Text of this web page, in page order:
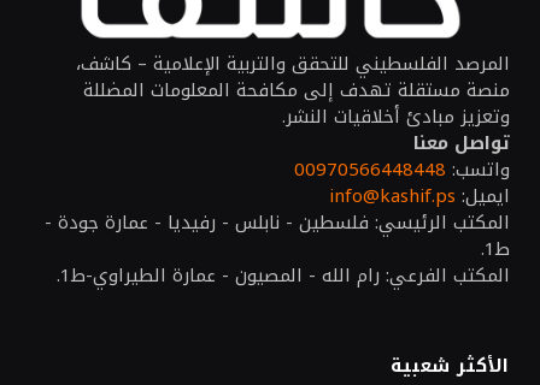
المرصد الفلسطيني للتحقق والتربية الإعلامية – كاشف،
منصة مستقلة تهدف إلى مكافحة المعلومات المضللة
وتعزيز مبادئ أخلاقيات النشر.
تواصل معنا
واتسب: 00970566448448
ايميل: info@kashif.ps
المكتب الرئيسي: فلسطين - نابلس - رفيديا - عمارة جودة -
ط1.
المكتب الفرعي: رام الله - المصيون - عمارة الطيراوي-ط1.
الأكثر شعبية